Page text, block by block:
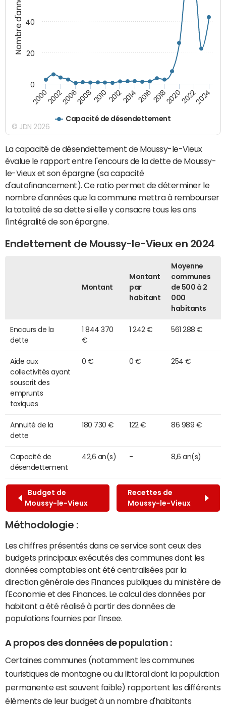
Nombre d'années
Capacité de désendettement
20002002200620082010 2012201420162018202020222024
0
20
40
© JDN 2026
La capacité de désendettement de Moussy-le-Vieux
évalue le rapport entre l'encours de la dette de Moussy-
le-Vieux et son épargne (sa capacité
d'autofinancement). Ce ratio permet de déterminer le
nombre d'années que la commune mettra à rembourser
la totalité de sa dette si elle y consacre tous les ans
l'intégralité de son épargne.
Endettement de Moussy-le-Vieux en 2024
Montant
Montant
par
habitant
Moyenne
communes
de 500 à 2
000
habitants
Encours de la
dette
1 844 370
€
1 242 € 561 288 €
Aide aux
collectivités ayant
souscrit des
emprunts
toxiques
0 € 0 € 254 €
Annuité de la
dette
180 730 € 122 € 86 989 €
Capacité de
désendettement
42,6 an(s) - 8,6 an(s)
Budget de
Moussy-le-Vieux
Recettes de
Moussy-le-Vieux
Méthodologie :
Les chiffres présentés dans ce service sont ceux des
budgets principaux exécutés des communes dont les
données comptables ont été centralisées par la
direction générale des Finances publiques du ministère de
l'Economie et des Finances. Le calcul des données par
habitant a été réalisé à partir des données de
populations fournies par l'Insee.
A propos des données de population :
Certaines communes (notamment les communes
touristiques de montagne ou du littoral dont la population
permanente est souvent faible) rapportent les différents
éléments de leur budget à un nombre d'habitants